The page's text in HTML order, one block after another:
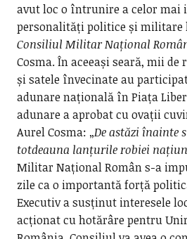
avut loc o întrunire a celor mai
personalități politice și
Consiliul Militar Național
Cosma. În aceeași seară, mii
și satele învecinate au
adunare națională în Piața
adunare a aprobat cu ovații
Aurel Cosma: „De astăzi înainte
totdeauna lanțurile robiei
Militar Național Român s-a
zile ca o importantă forță
Executiv a susținut interesele
acționat cu hotărâre pentru